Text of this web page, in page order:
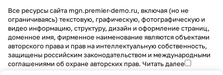
Все ресурсы сайта mgn.premier-demo.ru, включая (но не
ограничиваясь) текстовую, графическую, фотографическую и
видео информацию, структуру, дизайн и оформление страниц,
доменное имя, фирменное наименование являются объектами
авторского права и прав на интеллектуальную собственность,
защищены российским законодательством и международными
соглашениями об охране авторских прав. Читать далее